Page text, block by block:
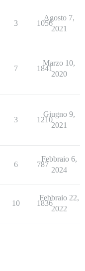
3 1056
Agosto 7,
2021
7 1841
Marzo 10,
2020
3 1210
Giugno 9,
2021
6 787
Febbraio 6,
2024
10 1836
Febbraio 22,
2022